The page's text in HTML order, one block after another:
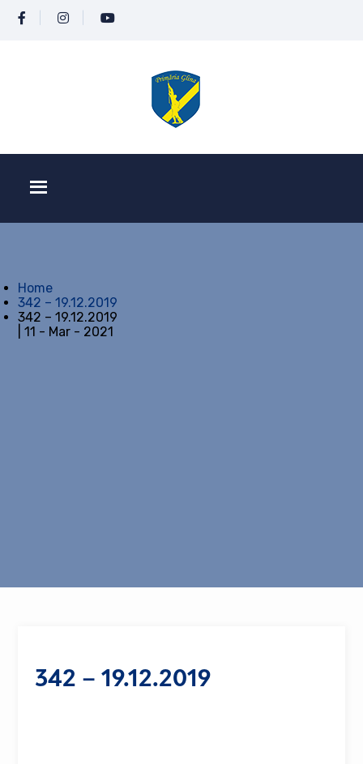
Home
342 – 19.12.2019
342 – 19.12.2019
| 11 - Mar - 2021
342 – 19.12.2019